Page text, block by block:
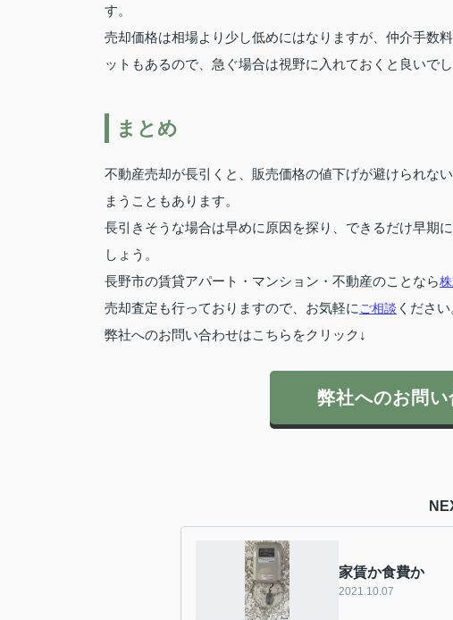
す。
売却価格は相場より少し低めにはなりますが、仲介手数
ットもあるので、急ぐ場合は視野に入れておくと良いでし
まとめ
不動産売却が長引くと、販売価格の値下げが避けられな
まうこともあります。
長引きそうな場合は早めに原因を探り、できるだけ早期
しょう。
長野市の賃貸アパート・マンション・不動産のことなら
売却査定も行っておりますので、お気軽に ご相談 ください
弊社へのお問い合わせはこちらをクリック↓
弊社へのお問
家賃か食費か
2021.10.07